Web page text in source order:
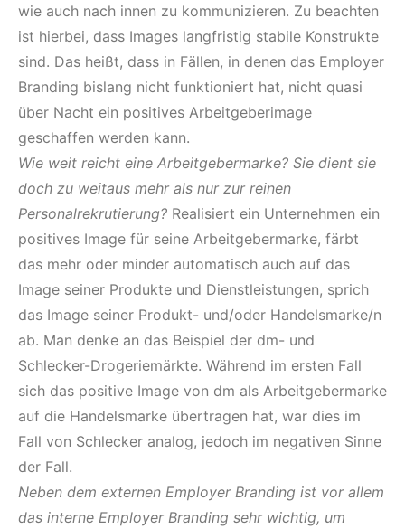
wie auch nach innen zu kommunizieren. Zu beachten
ist hierbei, dass Images langfristig stabile Konstrukte
sind. Das heißt, dass in Fällen, in denen das Employer
Branding bislang nicht funktioniert hat, nicht quasi
über Nacht ein positives Arbeitgeberimage
geschaffen werden kann.
Wie weit reicht eine Arbeitgebermarke? Sie dient sie
doch zu weitaus mehr als nur zur reinen
Personalrekrutierung? Realisiert ein Unternehmen ein
positives Image für seine Arbeitgebermarke, färbt
das mehr oder minder automatisch auch auf das
Image seiner Produkte und Dienstleistungen, sprich
das Image seiner Produkt- und/oder Handelsmarke/n
ab. Man denke an das Beispiel der dm- und
Schlecker-Drogeriemärkte. Während im ersten Fall
sich das positive Image von dm als Arbeitgebermarke
auf die Handelsmarke übertragen hat, war dies im
Fall von Schlecker analog, jedoch im negativen Sinne
der Fall.
Neben dem externen Employer Branding ist vor allem
das interne Employer Branding sehr wichtig, um